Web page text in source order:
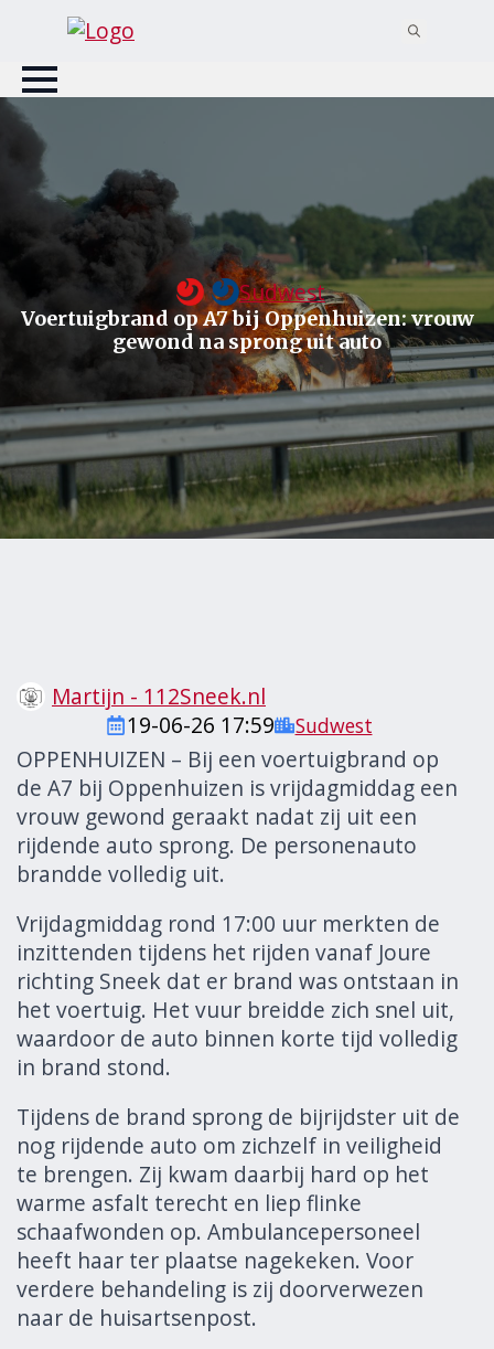
Sudwest
Voertuigbrand op A7 bij Oppenhuizen: vrouw
gewond na sprong uit auto
Martijn - 112Sneek.nl
19-06-26 17:59
Sudwest
OPPENHUIZEN – Bij een voertuigbrand op
de A7 bij Oppenhuizen is vrijdagmiddag een
vrouw gewond geraakt nadat zij uit een
rijdende auto sprong. De personenauto
brandde volledig uit.
Vrijdagmiddag rond 17:00 uur merkten de
inzittenden tijdens het rijden vanaf Joure
richting Sneek dat er brand was ontstaan in
het voertuig. Het vuur breidde zich snel uit,
waardoor de auto binnen korte tijd volledig
in brand stond.
Tijdens de brand sprong de bijrijdster uit de
nog rijdende auto om zichzelf in veiligheid
te brengen. Zij kwam daarbij hard op het
warme asfalt terecht en liep flinke
schaafwonden op. Ambulancepersoneel
heeft haar ter plaatse nagekeken. Voor
verdere behandeling is zij doorverwezen
naar de huisartsenpost.